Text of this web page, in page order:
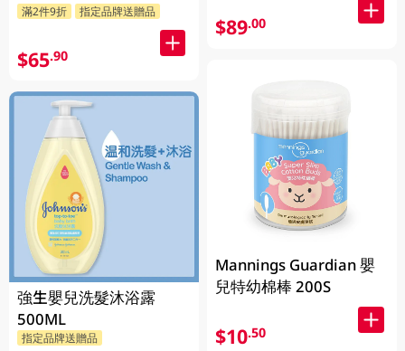
滿2件9折 指定品牌送贈品
$65.90
強生嬰兒洗髮沐浴露
500ML
指定品牌送贈品
$89.00
Mannings Guardian 嬰
兒特幼棉棒 200S
$10.50